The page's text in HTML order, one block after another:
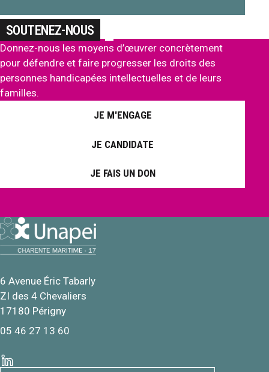
SOUTENEZ-NOUS
Donnez-nous les moyens d’œuvrer concrètement
pour défendre et faire progresser les droits des
personnes handicapées intellectuelles et de leurs
familles.
JE M'ENGAGE
JE CANDIDATE
JE FAIS UN DON
6 Avenue Éric Tabarly
ZI des 4 Chevaliers
17180 Périgny
05 46 27 13 60